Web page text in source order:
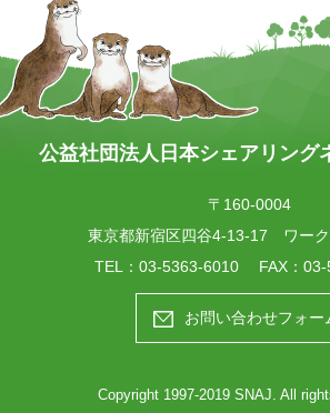
公益社団法人日本シェアリング
〒160-0004
東京都新宿区四谷4-13-17 ワー
TEL： 03-5363-6010 FAX：
お問い合わせフォー
Copyright 1997-2019 SNAJ. All